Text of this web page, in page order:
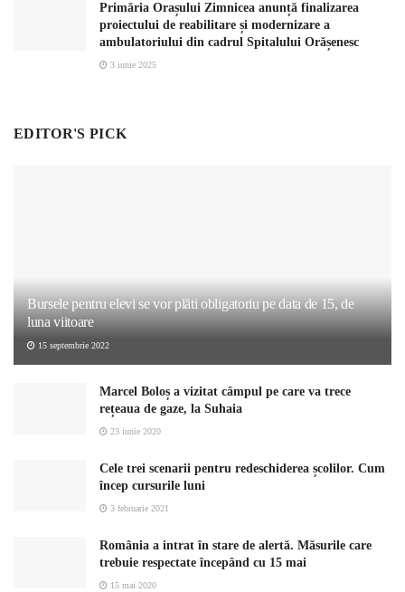
Primăria Orașului Zimnicea anunță finalizarea
proiectului de reabilitare și modernizare a
ambulatoriului din cadrul Spitalului Orășenesc
3 iunie 2025
EDITOR'S PICK
Bursele pentru elevi se vor plăti obligatoriu pe data de 15, de
luna viitoare
15 septembrie 2022
Marcel Boloș a vizitat câmpul pe care va trece
rețeaua de gaze, la Suhaia
23 iunie 2020
Cele trei scenarii pentru redeschiderea școlilor. Cum
încep cursurile luni
3 februarie 2021
România a intrat în stare de alertă. Măsurile care
trebuie respectate începând cu 15 mai
15 mai 2020